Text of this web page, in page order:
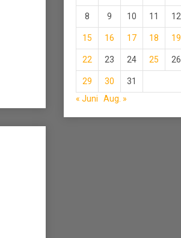
8 9 10 11 12
15 16 17 18 19
22 23 24 25 26
29 30
31
« Juni
Aug. »